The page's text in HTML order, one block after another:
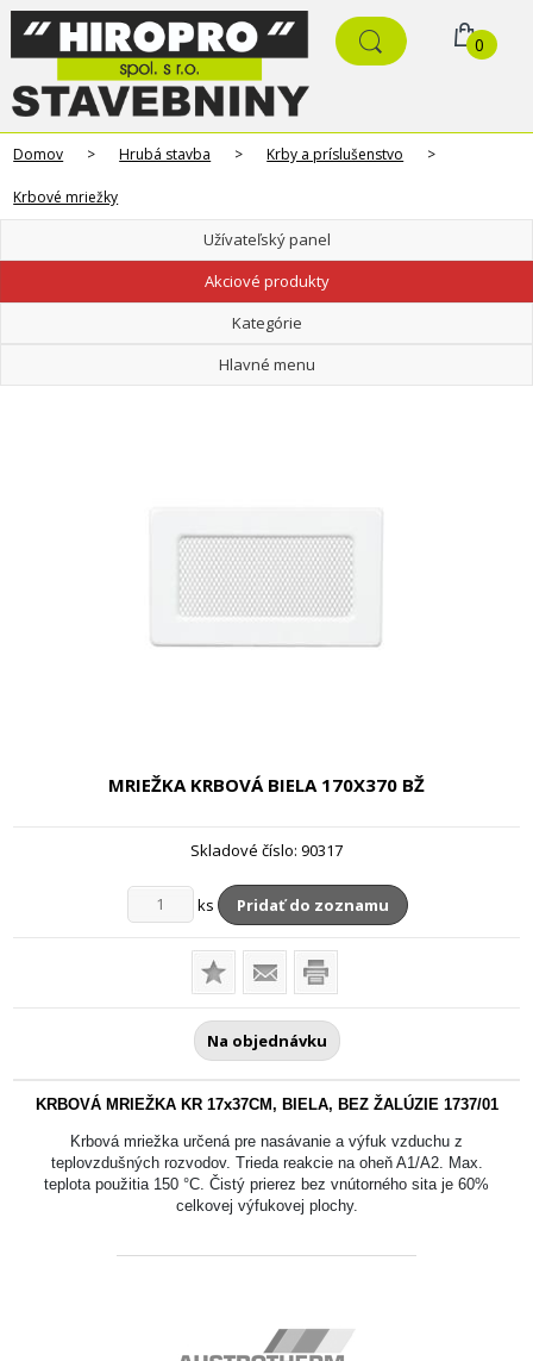
0
Domov > Hrubá stavba > Krby a príslušenstvo >
Krbové mriežky
Užívateľský panel
Akciové produkty
Kategórie
Hlavné menu
MRIEŽKA KRBOVÁ BIELA 170X370 BŽ
Skladové číslo: 90317
ks Pridať do zoznamu
Na objednávku
KRBOVÁ MRIEŽKA KR 17x37CM, BIELA, BEZ ŽALÚZIE 1737/01
Krbová mriežka určená pre nasávanie a výfuk vzduchu z
teplovzdušných rozvodov. Trieda reakcie na oheň A1/A2. Max.
teplota použitia 150 °C. Čistý prierez bez vnútorného sita je 60%
celkovej výfukovej plochy.